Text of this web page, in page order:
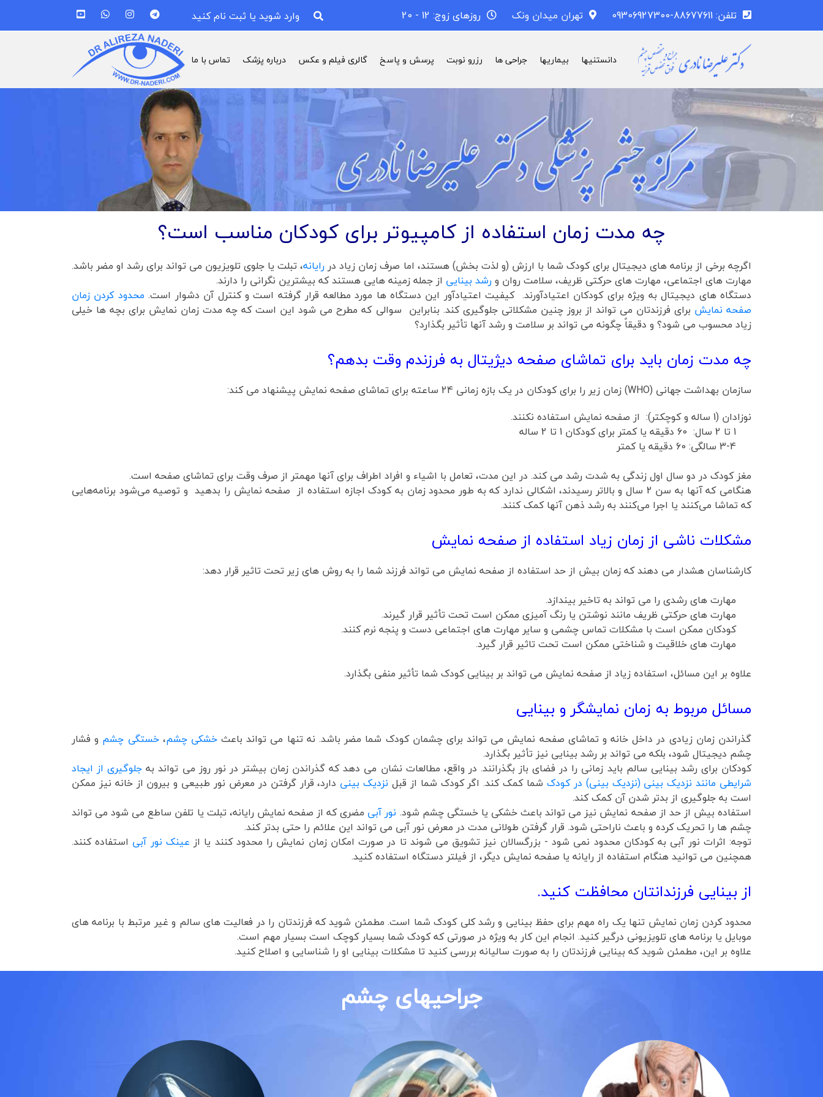
تلفن: 88677611-09306927300 تهران میدان ونک روزهای زوج: 12 - 20 وارد شوید یا ثبت نام کنید
دانستنیها بیماریها جراحی ها رزرو نوبت پرسش و پاسخ گالری فیلم و عکس درباره پزشک تماس با ما
چه مدت زمان استفاده از کامپیوتر برای کودکان مناسب است؟
اگرچه برخی از برنامه های دیجیتال برای کودک شما با ارزش (و لذت بخش) هستند، اما صرف زمان زیاد در رایانه، تبلت یا جلوی تلویزیون می تواند برای رشد او مضر باشد.
مهارت های اجتماعی، مهارت های حرکتی ظریف، سلامت روان ورشد بینایی از جمله زمینه هایی هستند که بیشترین نگرانی را دارند.
دستگاه های دیجیتال به ویژه برای کودکان اعتیادآورند. کیفیت اعتیادآور این دستگاه ها مورد مطالعه قرار گرفته است و کنترل آن دشوار است.محدود کردن زمان
صفحه نمایش برای فرزندتان می تواند از بروز چنین مشکلاتی جلوگیری کند. بنابراین سوالی که مطرح می شود این است که چه مدت زمان نمایش برای بچه ها خیلی
زیاد محسوب می شود؟ و دقیقاً چگونه می تواند بر سلامت و رشد آنها تأثیر بگذارد؟
چه مدت زمان باید برای تماشای صفحه دیژیتال به فرزندم وقت بدهم؟
سازمان بهداشت جهانی (WHO) زمان زیر را برای کودکان در یک بازه زمانی 24 ساعته برای تماشای صفحه نمایش پیشنهاد می کند:
نوزادان (1 ساله و کوچکتر): از صفحه نمایش استفاده نکنند.
مغز کودک در دو سال اول زندگی به شدت رشد می کند. در این مدت، تعامل با اشیاء و افراد اطراف برای آنها مهمتر از صرف وقت برای تماشای صفحه است.
هنگامی که آنها به سن 2 سال و بالاتر رسیدند، اشکالی ندارد که به طور محدود زمان به کودک اجازه استفاده از صفحه نمایش را بدهید و توصیه می‌شود برنامه‌هایی
که تماشا می‌کنند یا اجرا می‌کنند به رشد ذهن آنها کمک کنند.
مشکلات ناشی از زمان زیاد استفاده از صفحه نمایش
کارشناسان هشدار می دهند که زمان بیش از حد استفاده از صفحه نمایش می تواند فرزند شما را به روش های زیر تحت تاثیر قرار دهد:
مهارت های رشدی را می تواند به تاخیر بیندازد.
مهارت های حرکتی ظریف مانند نوشتن یا رنگ آمیزی ممکن است تحت تأثیر قرار گیرند.
کودکان ممکن است با مشکلات تماس چشمی و سایر مهارت های اجتماعی دست و پنجه نرم کنند.
مهارت های خلاقیت و شناختی ممکن است تحت تاثیر قرار گیرد.
علاوه بر این مسائل، استفاده زیاد از صفحه نمایش می تواند بر بینایی کودک شما تأثیر منفی بگذارد.
مسائل مربوط به زمان نمایشگر و بینایی
گذراندن زمان زیادی در داخل خانه و تماشای صفحه نمایش می تواند برای چشمان کودک شما مضر باشد. نه تنها می تواند باعثخشکی چشم، خستگی چشم و فشار
چشم دیجیتال شود، بلکه می تواند بر رشد بینایی نیز تأثیر بگذارد.
کودکان برای رشد بینایی سالم باید زمانی را در فضای باز بگذرانند. در واقع، مطالعات نشان می دهد که گذراندن زمان بیشتر در نور روز می تواند به جلوگیری از ایجاد
شرایطی مانند نزدیک بینی (نزدیک بینی) در کودک شما کمک کند. اگر کودک شما از قبل نزدیک بینی دارد، قرار گرفتن در معرض نور طبیعی و بیرون از خانه نیز ممکن
است به جلوگیری از بدتر شدن آن کمک کند.
استفاده بیش از حد از صفحه نمایش نیز می تواند باعث خشکی یا خستگی چشم شود. نور آبی مضری که از صفحه نمایش رایانه، تبلت یا تلفن ساطع می شود می تواند
چشم ها را تحریک کرده و باعث ناراحتی شود. قرار گرفتن طولانی مدت در معرض نور آبی می تواند این علائم را حتی بدتر کند.
توجه: اثرات نور آبی به کودکان محدود نمی شود - بزرگسالان نیز تشویق می شوند تا در صورت امکان زمان نمایش را محدود کنند یا از عینک نور آبی استفاده کنند.
همچنین می توانید هنگام استفاده از رایانه یا صفحه نمایش دیگر، از فیلتر دستگاه استفاده کنید.
از بینایی فرزندانتان محافظت کنید.
محدود کردن زمان نمایش تنها یک راه مهم برای حفظ بینایی و رشد کلی کودک شما است. مطمئن شوید که فرزندتان را در فعالیت های سالم و غیر مرتبط با برنامه های
موبایل یا برنامه های تلویزیونی درگیر کنید. انجام این کار به ویژه در صورتی که کودک شما بسیار کوچک است بسیار مهم است.
علاوه بر این، مطمئن شوید که بینایی فرزندتان را به صورت سالیانه بررسی کنید تا مشکلات بینایی او را شناسایی و اصلاح کنید.
جراحیهای چشم